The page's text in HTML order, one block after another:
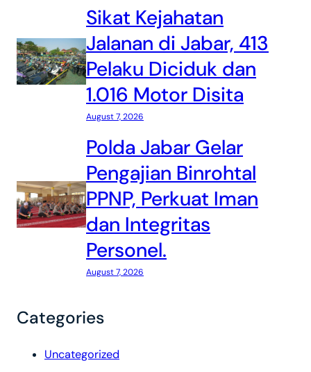
Sikat Kejahatan
Jalanan di Jabar, 413
Pelaku Diciduk dan
1.016 Motor Disita
August 7, 2026
Polda Jabar Gelar
Pengajian Binrohtal
PPNP, Perkuat Iman
dan Integritas
Personel.
August 7, 2026
Categories
Uncategorized